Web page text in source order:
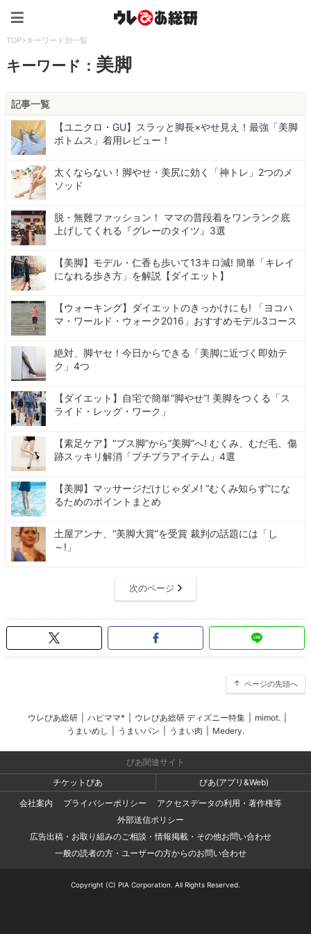
TOP>キーワード別一覧
キーワード： 美脚
記事一覧
【ユニクロ・GU】スラッと脚長×やせ見え！最強「美脚
ボトムス」着用レビュー！
太くならない！脚やせ・美尻に効く「神トレ」2つのメ
ソッド
脱・無難ファッション！ ママの普段着をワンランク底
上げしてくれる『グレーのタイツ』3選
【美脚】モデル・仁香も歩いて13キロ減! 簡単「キレイ
になれる歩き方」を解説【ダイエット】
【ウォーキング】ダイエットのきっかけにも! 「ヨコハ
マ・ワールド・ウォーク2016」おすすめモデル3コース
絶対、脚ヤセ！今日からできる「美脚に近づく即効テ
ク」4つ
【ダイエット】自宅で簡単“脚やせ”! 美脚をつくる「ス
ライド・レッグ・ワーク」
【素足ケア】“ブス脚”から“美脚”へ! むくみ、むだ毛、傷
跡スッキリ解消「プチプラアイテム」4選
【美脚】マッサージだけじゃダメ! “むくみ知らず”にな
るためのポイントまとめ
土屋アンナ、“美脚大賞”を受賞 裁判の話題には「し
～!」
次のページ
ページの先頭へ
ウレぴあ総研 ハピママ* ウレぴあ総研 ディズニー特集 mimot.
うまいめし
うまいパン うまい肉 Medery.
ぴあ関連サイト
チケットぴあ
ぴあ(アプリ&Web)
会社案内
プライバシーポリシー
アクセスデータの利用・著作権等
外部送信ポリシー
広告出稿・お取り組みのご相談・情報掲載・その他お問い合わせ
一般の読者の方・ユーザーの方からのお問い合わせ
Copyright (C) PIA Corporation. All Rights Reserved.